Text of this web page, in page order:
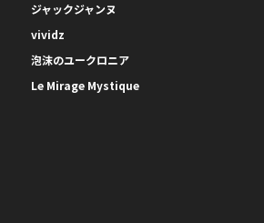
ジャックジャンヌ
vividz
泡沫のユークロニア
Le Mirage Mystique